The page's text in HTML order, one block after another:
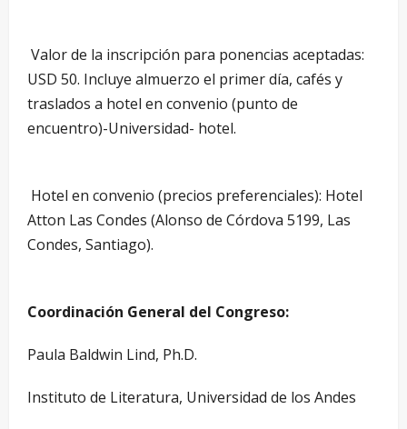
Valor de la inscripción para ponencias aceptadas:
USD 50. Incluye almuerzo el primer día, cafés y
traslados a hotel en convenio (punto de
encuentro)-Universidad- hotel.
Hotel en convenio (precios preferenciales): Hotel
Atton Las Condes (Alonso de Córdova 5199, Las
Condes, Santiago).
Coordinación General del Congreso:
Paula Baldwin Lind, Ph.D.
Instituto de Literatura, Universidad de los Andes